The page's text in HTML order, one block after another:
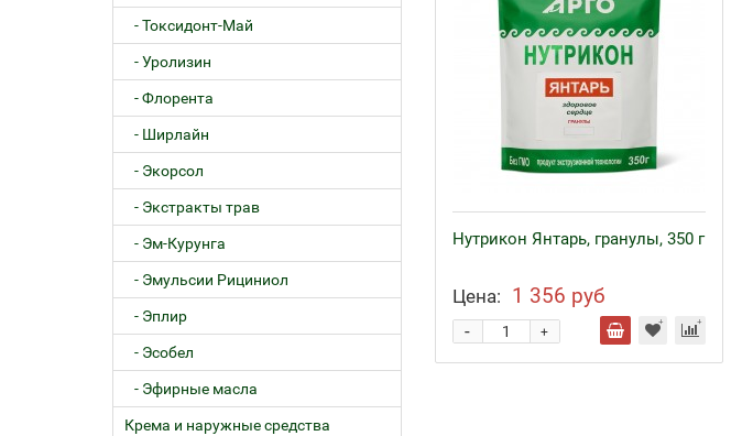
- Токсидонт-Май
- Уролизин
- Флорента
- Ширлайн
- Экорсол
- Экстракты трав
- Эм-Курунга
- Эмульсии Рициниол
- Эплир
- Эсобел
- Эфирные масла
Крема и наружные средства
Нутрикон Янтарь, гранулы, 350 г
Цена: 1 356 руб
+
-